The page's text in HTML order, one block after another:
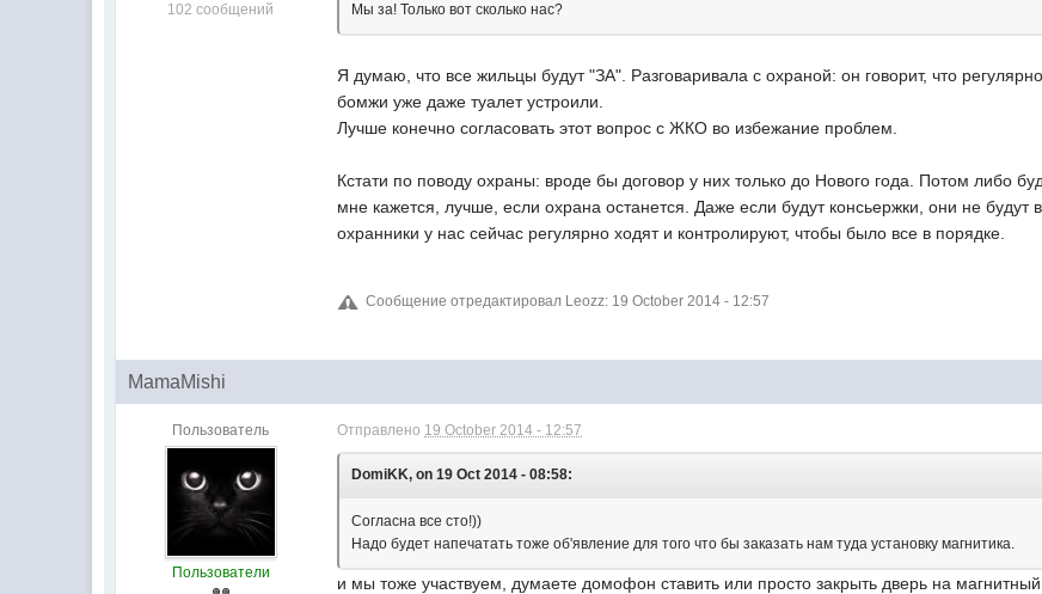
102 сообщений
Мы за! Только вот сколько нас?
Я думаю, что все жильцы будут "ЗА". Разговаривала с охраной: он говорит, что
бомжи уже даже туалет устроили.
Лучше конечно согласовать этот вопрос с ЖКО во избежание проблем.
Кстати по поводу охраны: вроде бы договор у них только до Нового года. Потом либо
мне кажется, лучше, если охрана останется. Даже если будут консьержки, они не
охранники у нас сейчас регулярно ходят и контролируют, чтобы было все в порядке.
Сообщение отредактировал Leozz: 19 October 2014 - 12:57
MamaMishi
Пользователь
Пользователи
Отправлено 19 October 2014 - 12:57
DomiKK, on 19 Oct 2014 - 08:58:
Согласна все сто!))
Надо будет напечатать тоже об'явление для того что бы заказать нам туда установку магнитика.
и мы тоже участвуем, думаете домофон ставить или просто закрыть дверь на